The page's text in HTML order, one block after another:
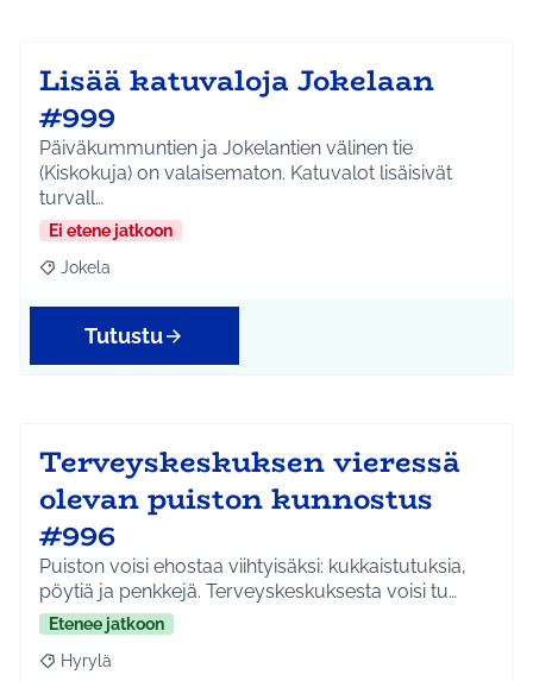
Lisää katuvaloja Jokelaan
#999
Päiväkummuntien ja Jokelantien välinen tie
(Kiskokuja) on valaisematon. Katuvalot lisäisivät
turvall…
Ei etene jatkoon
Rajaa tulokset aihepiirin mukaan: Jokela
Jokela
Tutustu
Terveyskeskuksen vieressä
olevan puiston kunnostus
#996
Puiston voisi ehostaa viihtyisäksi: kukkaistutuksia,
pöytiä ja penkkejä. Terveyskeskuksesta voisi tu…
Etenee jatkoon
Rajaa tulokset aihepiirin mukaan: Hyrylä
Hyrylä